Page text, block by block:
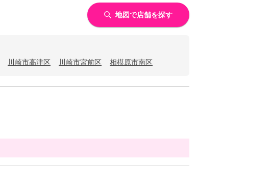
地図で店舗を探す
川崎市高津区 川崎市宮前区 相模原市南区